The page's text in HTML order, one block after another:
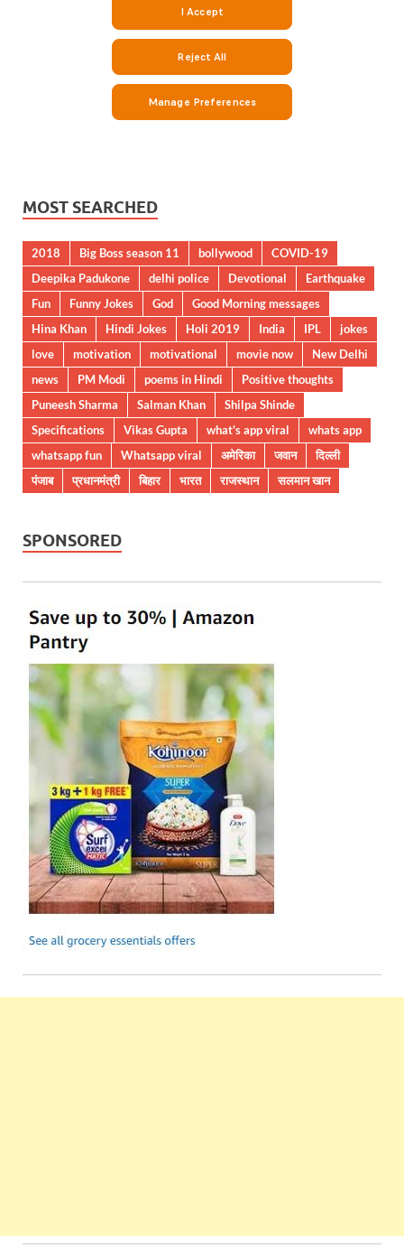
MOST SEARCHED
2018 Big Boss season 11 bollywood
COVID-19
Deepika Padukone
delhi police Devotional
Earthquake
Fun
Funny Jokes God
Good Morning messages
Hina Khan
Hindi Jokes Holi 2019 India IPL
jokes
love
motivation motivational movie now
New Delhi
news
PM Modi poems in Hindi
Positive thoughts
Puneesh Sharma
Salman Khan
Shilpa Shinde
Specifications
Vikas Gupta what's app viral
whats app
whatsapp fun
Whatsapp viral अमेरिका जवान
दिल्ली
पंजाब
प्रधानमंत्री बिहार भारत राजस्थान सलमान खान
SPONSORED